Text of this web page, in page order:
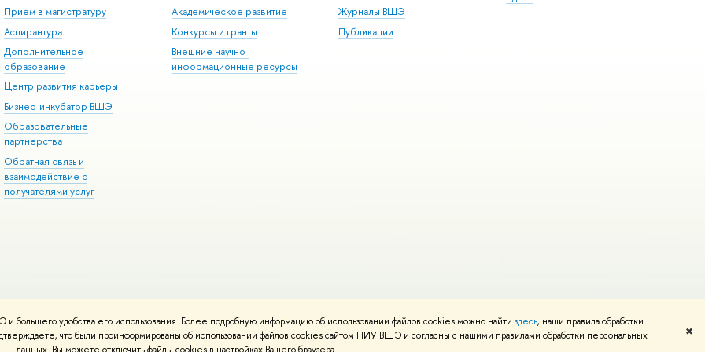
удобства его использования. Более подробную информацию об использовании файлов cookies можно найти здесь, наши правила обработки
что были проинформированы об использовании файлов cookies сайтом НИУ ВШЭ и согласны с нашими правилами обработки персональных
✖
Прием в магистратуру
Аспирантура
Дополнительное
образование
Центр развития карьеры
Бизнес-инкубатор ВШЭ
Образовательные
партнерства
Обратная связь и
взаимодействие с
получателями услуг
Академическое развитие
Конкурсы и гранты
Внешние научно-
информационные ресурсы
Журналы ВШЭ
Публикации
Редактору
Условия использования материалов Политика конфиденциальности Карта сайта
вШколе дизайна НИУ ВШЭ